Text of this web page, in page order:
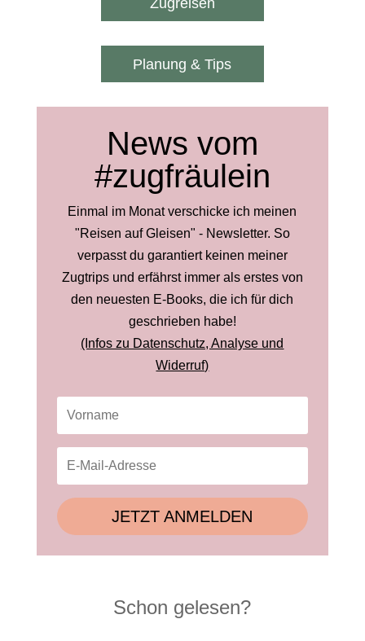
Planung & Tips
News vom
#zugfräulein
Einmal im Monat verschicke ich meinen
"Reisen auf Gleisen" - Newsletter. So
verpasst du garantiert keinen meiner
Zugtrips und erfährst immer als erstes von
den neuesten E-Books, die ich für dich
geschrieben habe!
(Infos zu Datenschutz, Analyse und
Widerruf)
JETZT ANMELDEN
Schon gelesen?